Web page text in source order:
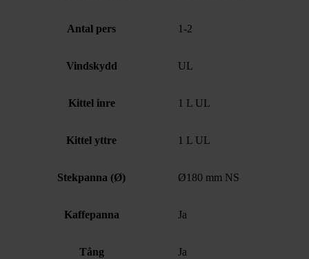
Antal pers 1-2
Vindskydd UL
Kittel inre 1 L UL
Kittel yttre 1 L UL
Stekpanna (Ø) Ø180 mm NS
Kaffepanna Ja
Tång Ja